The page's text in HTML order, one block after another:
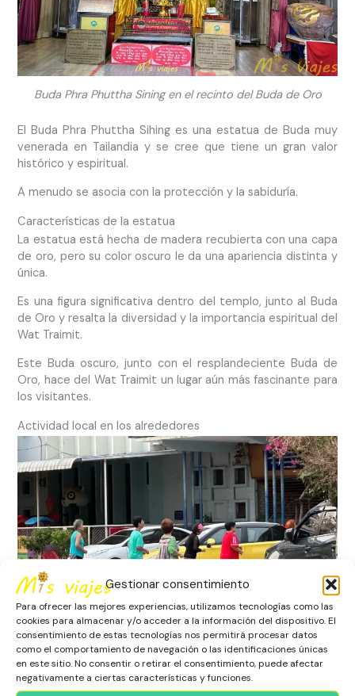
Gestionar consentimiento
Para ofrecer las mejores experiencias, utilizamos tecnologías como las
cookies para almacenar y/o acceder a la información del dispositivo. El
consentimiento de estas tecnologías nos permitirá procesar datos
como el comportamiento de navegación o las identificaciones únicas
en este sitio. No consentir o retirar el consentimiento, puede afectar
negativamente a ciertas características y funciones.
Buda Phra Phuttha Sining en el recinto del Buda de Oro
El Buda Phra Phuttha Sihing es una estatua de Buda muy
venerada en Tailandia y se cree que tiene un gran valor
histórico y espiritual.
A menudo se asocia con la protección y la sabiduría.
Características de la estatua
La estatua está hecha de madera recubierta con una capa
de oro, pero su color oscuro le da una apariencia distinta y
única.
Es una figura significativa dentro del templo, junto al Buda
de Oro y resalta la diversidad y la importancia espiritual del
Wat Traimit.
Este Buda oscuro, junto con el resplandeciente Buda de
Oro, hace del Wat Traimit un lugar aún más fascinante para
los visitantes.
Actividad local en los alrededores
Locales haciendo gym al lado del Wat Traimit y el China
Town, en Bangkok